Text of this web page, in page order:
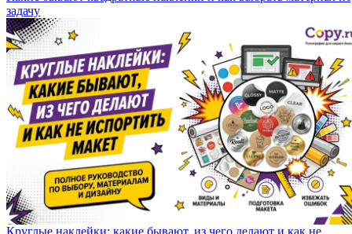
задачу
Круглые наклейки: какие бывают, из чего делают и как не